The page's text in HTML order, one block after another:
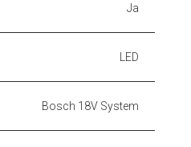
Ja
LED
Bosch 18V System